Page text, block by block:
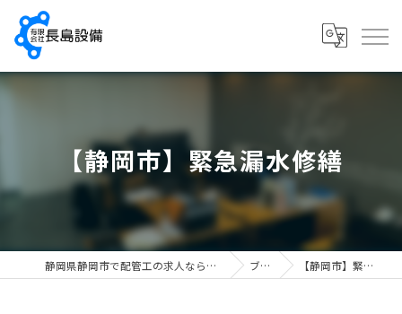
【静岡市】緊急漏水修繕
静岡県静岡市で配管工の求人なら有限会社長島設備 ブログ 【静岡市】緊急漏水修繕